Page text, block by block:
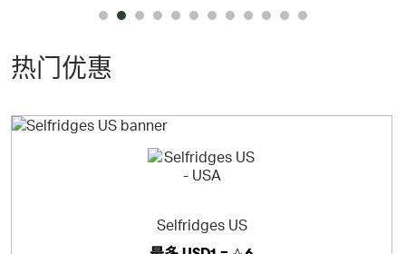
热门优惠
Selfridges US